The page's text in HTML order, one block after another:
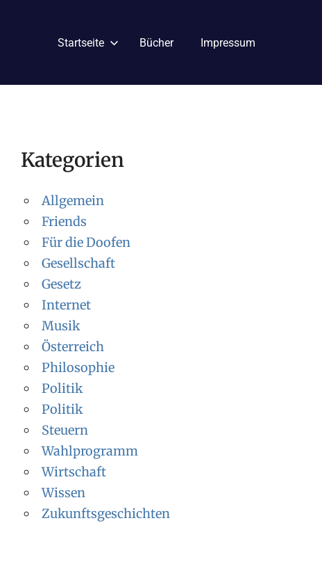
Startseite Bücher Impressum
Kategorien
Allgemein
Friends
Für die Doofen
Gesellschaft
Gesetz
Internet
Musik
Österreich
Philosophie
Politik
Politik
Steuern
Wahlprogramm
Wirtschaft
Wissen
Zukunftsgeschichten